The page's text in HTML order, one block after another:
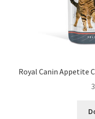
Royal Canin Appetite